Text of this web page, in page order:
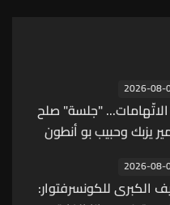
2026-08-
"جلسة" صلح
يزبك وحبيب بو أنطون
2026-08-
الكبرى للكونسرفتوار: